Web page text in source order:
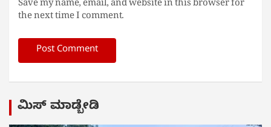
Save my name, email, and website in this browser for
the next time I comment.
ಮಿಸ್ ಮಾಡ್ಬೇಡಿ